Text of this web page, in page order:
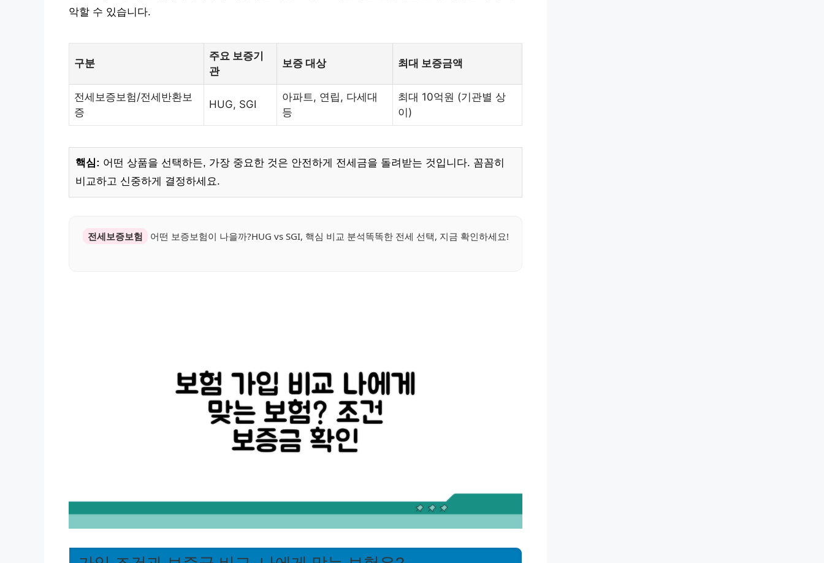
악할 수 있습니다.
구분
주요 보증기
관
보증 대상 최대 보증금액
전세보증보험/전세반환보
증
HUG, SGI
아파트, 연립, 다세대
등
최대 10억원 (기관별 상
이)
핵심: 어떤 상품을 선택하든, 가장 중요한 것은 안전하게 전세금을 돌려받는 것입니다. 꼼꼼히
비교하고 신중하게 결정하세요.
전세보증보험 어떤 보증보험이 나을까?HUG vs SGI, 핵심 비교 분석똑똑한 전세 선택, 지금 확인하세요!